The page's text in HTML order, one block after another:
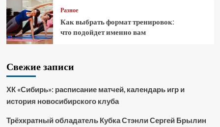
Разное
Как выбрать формат тренировок:
что подойдет именно вам
Свежие записи
ХК «Сибирь»: расписание матчей, календарь игр и
история новосибирского клуба
Трёхкратный обладатель Кубка Стэнли Сергей Брылин